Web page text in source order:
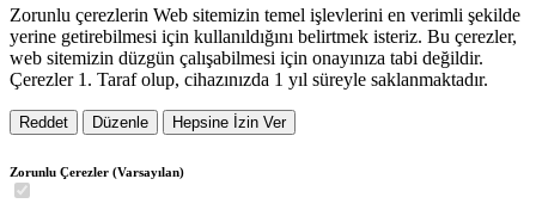
Zorunlu çerezlerin Web sitemizin temel işlevlerini en verimli şekilde
yerine getirebilmesi için kullanıldığını belirtmek isteriz. Bu çerezler,
web sitemizin düzgün çalışabilmesi için onayınıza tabi değildir.
Çerezler 1. Taraf olup, cihazınızda 1 yıl süreyle saklanmaktadır.
Reddet Düzenle Hepsine İzin Ver
Zorunlu Çerezler (Varsayılan)